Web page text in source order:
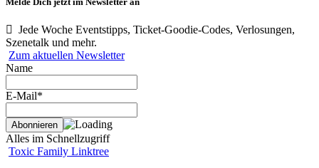
Jede Woche Eventstipps, Ticket-Goodie-Codes, Verlosungen,
Szenetalk und mehr.
Zum aktuellen Newsletter
Name
E-Mail*
Alles im Schnellzugriff
Toxic Family Linktree